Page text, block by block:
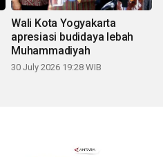
Wali Kota Yogyakarta
apresiasi budidaya lebah
Muhammadiyah
30 July 2026 19:28 WIB